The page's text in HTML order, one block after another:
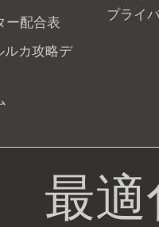
ー配合表
ルカ攻略デ
プライ
最